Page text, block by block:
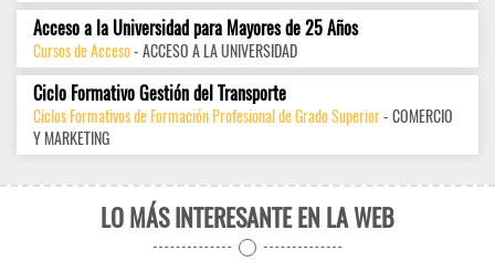
Acceso a la Universidad para Mayores de 25 Años
Cursos de Acceso- ACCESO A LA UNIVERSIDAD
Ciclo Formativo Gestión del Transporte
Ciclos Formativos de Formación Profesional de Grado Superior- COMERCIO
Y MARKETING
LO MÁS INTERESANTE EN LA WEB